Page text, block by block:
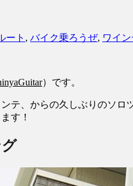
ート , バイク乗ろうぜ, ワイ
）です。
テ、からの久しぶりのソ
す！